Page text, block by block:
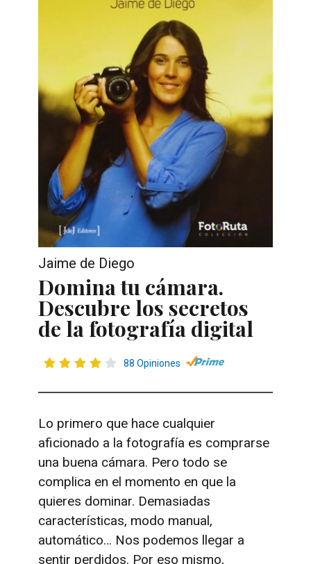
Jaime de Diego
Domina tu cámara.
Descubre los secretos
de la fotografía digital
88 Opiniones
Lo primero que hace cualquier
aficionado a la fotografía es comprarse
una buena cámara. Pero todo se
complica en el momento en que la
quieres dominar. Demasiadas
características, modo manual,
automático… Nos podemos llegar a
sentir perdidos. Por eso mismo,